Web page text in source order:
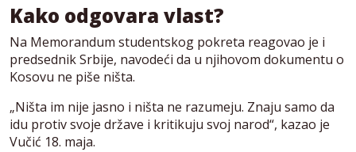
Kako odgovara vlast?
Na Memorandum studentskog pokreta reagovao je i
predsednik Srbije, navodeći da u njihovom dokumentu o
Kosovu ne piše ništa.
„Ništa im nije jasno i ništa ne razumeju. Znaju samo da
idu protiv svoje države i kritikuju svoj narod“, kazao je
Vučić 18. maja.